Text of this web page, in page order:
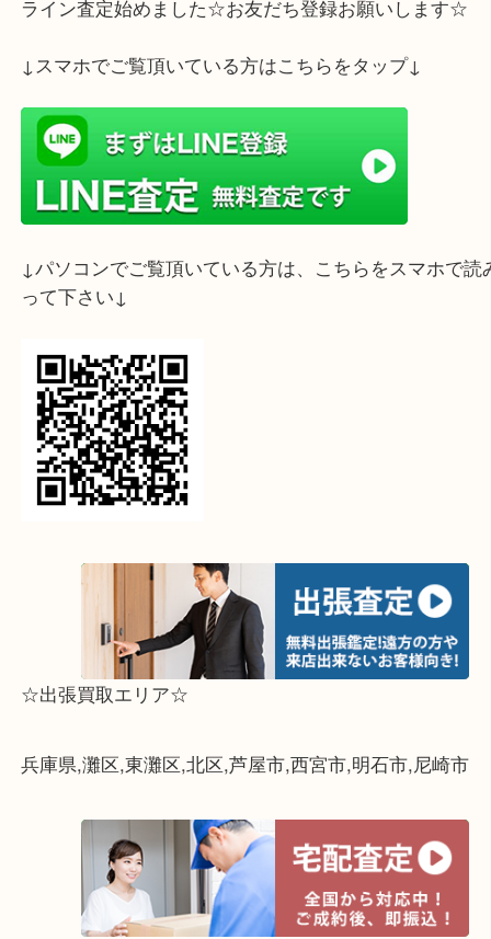
大吉フォレスタ六甲店までお持ち下さいませ
ライン査定始めました☆お友だち登録お願いしま
↓スマホでご覧頂いている方はこちらをタップ↓
↓パソコンでご覧頂いている方は、こちらをスマホ
って下さい↓
☆出張買取エリア☆